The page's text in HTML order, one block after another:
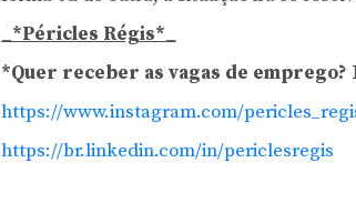
_*Péricles Régis*_
*Quer receber as vagas de emprego?
https://www.instagram.com/
https://br.linkedin.com/in/periclesregis